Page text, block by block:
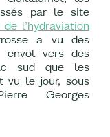
par le site
l’hydraviation
a vu des
envol vers des
sud que les
vu le jour, sous
Georges